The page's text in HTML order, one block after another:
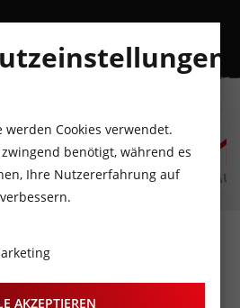
MI
12
AUGUST
DO
13
AUGUST
FR
14
AUGUST
Run
Volkswagen R
Cookies verwendet.
benötigt, während es
Ihre Nutzererfahrung auf
AKZEPTIEREN